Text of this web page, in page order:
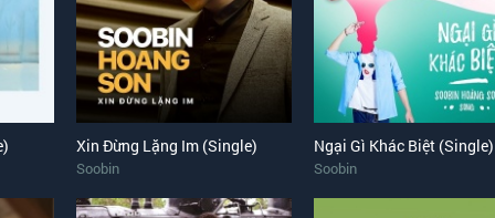
Xin Đừng Lặng Im (Single)
Soobin
Ngại Gì Khác Biệt (Single)
Soobin